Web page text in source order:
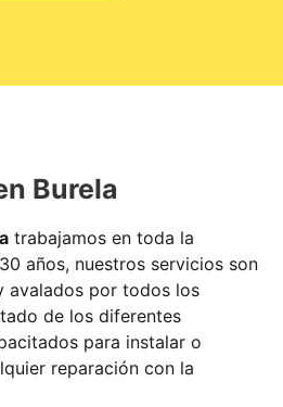
Burela
trabajamos en toda la
años, nuestros servicios son
avalados por todos los
de los diferentes
para instalar o
reparación con la